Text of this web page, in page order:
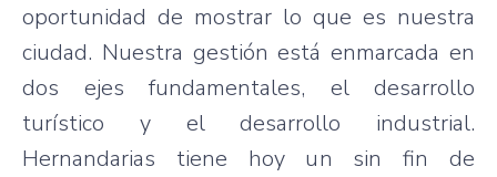
oportunidad de mostrar lo que es nuestra
ciudad. Nuestra gestión está enmarcada en
dos ejes fundamentales, el desarrollo
turístico y el desarrollo industrial.
Hernandarias tiene hoy un sin fin de